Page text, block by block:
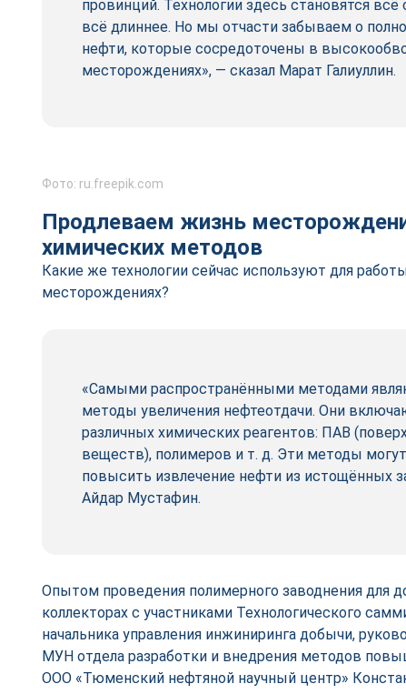
провинций. Технологии здесь становятся
всё длиннее. Но мы отчасти забываем о
нефти, которые сосредоточены в
месторождениях», — сказал Марат Галиуллин.
Фото: ru.freepik.com
Продлеваем жизнь
химических методов
Какие же технологии сейчас используют для
месторождениях?
«Самыми распространёнными методами
методы увеличения нефтеотдачи. Они
различных химических реагентов: ПАВ
веществ), полимеров и т. д. Эти методы могут
повысить извлечение нефти из истощённых
Айдар Мустафин.
Опытом проведения полимерного заводнения для
коллекторах с участниками Технологического
начальника управления инжиниринга добычи,
МУН отдела разработки и внедрения методов
ООО «Тюменский нефтяной научный центр»